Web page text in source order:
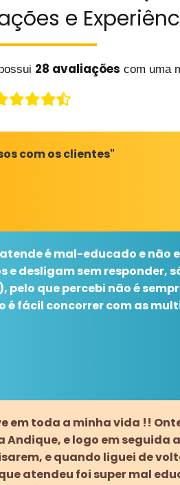
e
28 avaliações com uma
com os clientes"
é mal-educado e não
desligam sem responder,
que percebi não é
é fácil concorrer com as
em toda a minha vida !!
e logo em seguida
e quando liguei de
atendeu foi super mal